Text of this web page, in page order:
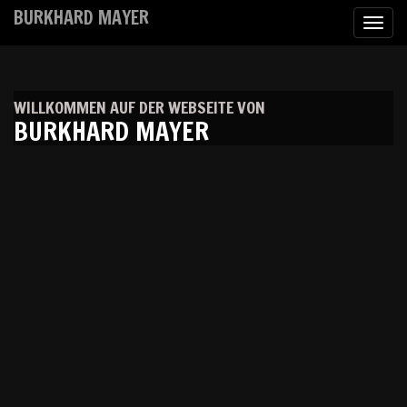
BURKHARD MAYER
WILLKOMMEN AUF DER WEBSEITE VON
BURKHARD MAYER